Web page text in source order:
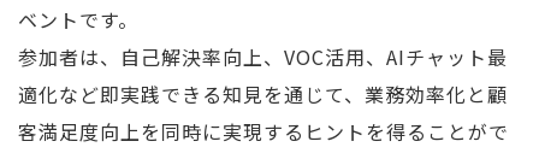
ベントです。
参加者は、自己解決率向上、VOC活用、AIチャット最
適化など即実践できる知見を通じて、業務効率化と顧
客満足度向上を同時に実現するヒントを得ることがで